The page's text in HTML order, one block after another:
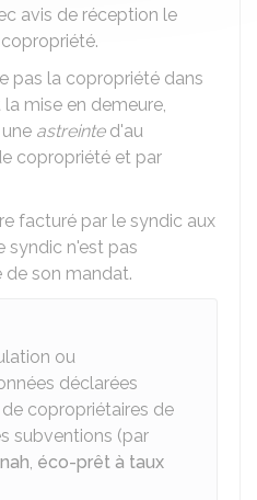
avis de réception le
pas la copropriété dans
mise en demeure,
astreinted'au
copropriété et par
facturé par le syndic aux
syndic n'est pas
de son mandat.
ou
déclarées
copropriétaires de
subventions (par
, éco-prêt à taux